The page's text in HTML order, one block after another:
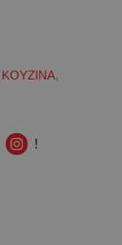
ΚΟΥΖΙΝΑ,
!